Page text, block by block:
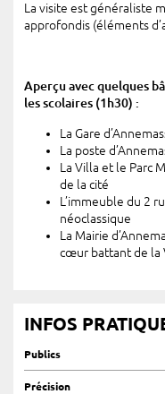
La visite est généraliste
approfondis (éléments
Aperçu avec quelques
les scolaires (1h30) :
La Gare
La poste
La Villa et le Parc
de la cité
L’immeuble du 2
néoclassique
La Mairie
cœur battant de la
INFOS
Publics
Précision